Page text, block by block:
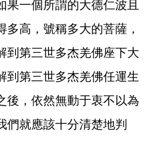
果一個所謂的大德仁波且
多高，號稱多大的菩薩，
到第三世多杰羌佛座下大
到第三世多杰羌佛任運生
後，依然無動于衷不以為
們就應該十分清楚地判